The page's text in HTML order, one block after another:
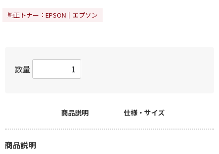
純正トナー：EPSON｜エプソン
数量
商品説明 仕様・サイズ
商品説明